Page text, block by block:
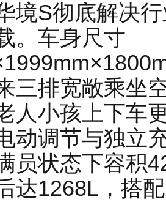
境S彻底解决
。车身尺寸
三排宽敞乘坐
人小孩上下车
动调节与独立
员状态下容积
达1268L，搭